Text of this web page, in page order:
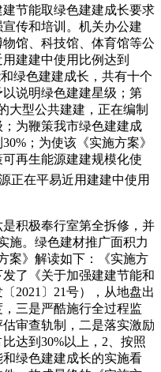
节能取绿色建建成长要求
传和培训。机关办公建
馆、科技馆、体育馆等公
建建中使用比例达到
绿色建建成长，共有十个
说明绿色建建星级；第
大型公共建建，正在编制
为鞭策我市绿色建建成
；为使该《实施方案》
再生能源建建规模化使
正在平易近用建建中使用
积极奉行室第全拆修，并
施。绿色建材推广面积力
案》解读如下：《实施方
了《关于加强建建节能和
2021〕21号），从地盘出
三是严酷施行全过程监
审查轨制，二是落实激励
达到30%以上，2、按照
和绿色建建成长的实施看